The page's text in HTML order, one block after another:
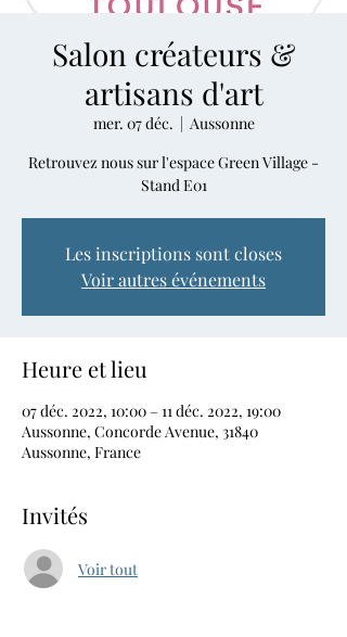
Salon créateurs &
artisans d'art
mer. 07 déc.
  |
Aussonne
Retrouvez nous sur l'espace Green Village -
Stand E01
Les inscriptions sont closes
Voir autres événements
Heure et lieu
07 déc. 2022, 10:00 – 11 déc. 2022, 19:00
Aussonne, Concorde Avenue, 31840
Aussonne, France
Invités
Voir tout